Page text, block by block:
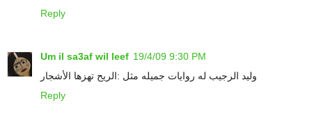
Reply
Um il sa3af wil leef 19/4/09 9:30 PM
وليد الرجيب له روايات جميله مثل :الريح تهزها الأشجار
Reply